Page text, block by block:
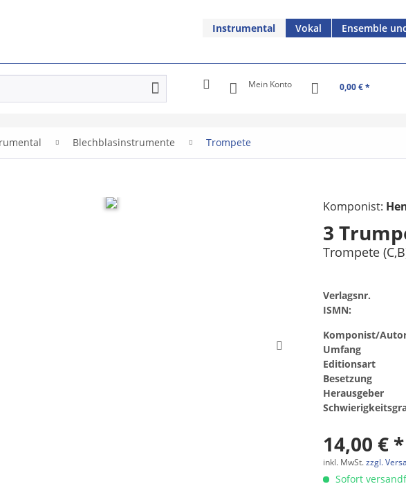
Instrumental Vokal Ensemble
Mein Konto 0,00 € *
Blechblasinstrumente Trompete
Komponist:
3
Trompete
Verlagsnr.
ISMN:
Komponist/
Umfang
Editionsart
Besetzung
Herausgeber
14,00 € *
inkl. MwSt.zzgl.
Sofort